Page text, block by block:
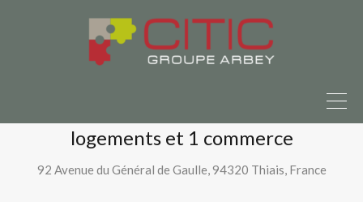
Parlons-en ici
Accueil
Nos programmes neufs
Villa Bazin – Thiais (94320) – 26 logements et 1 commerce
logements et 1 commerce
92 Avenue du Général de Gaulle, 94320 Thiais, France